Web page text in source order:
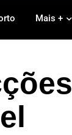
Mais +